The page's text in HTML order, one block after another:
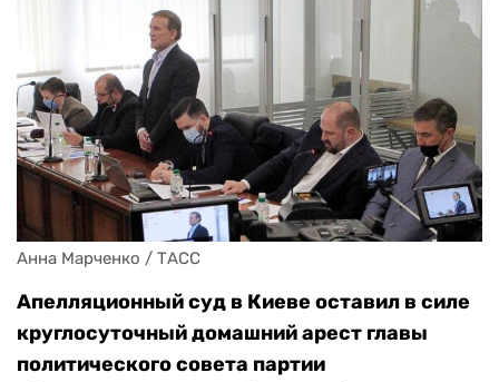
Анна Марченко / ТАСС
Апелляционный суд в Киеве оставил в силе
круглосуточный домашний арест главы
политического совета партии